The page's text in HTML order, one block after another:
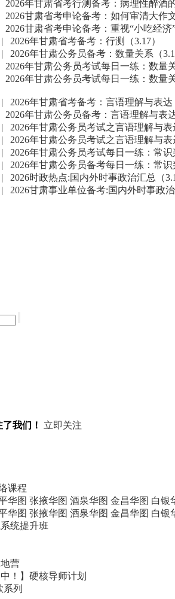
2026年甘肃省考行测备考：病理性醉酒
2026甘肃省考申论备考：如何审清大作
2026甘肃省考申论备考：重视“小吃经
|
2026年甘肃省考备考：行测（3.17）
|
2026年甘肃公务员备考：数量关系（
2026年甘肃公务员考试每日一练：数量
2026年甘肃公务员考试每日一练：数量
|
2026年甘肃省考备考：言语理解与表达
2026年甘肃公务员备考：言语理解与表
|
2026年甘肃公务员考试之言语理解与表
|
2026年甘肃公务员考试之言语理解与表
|
2026年甘肃公务员考试每日一练：常识
|
2026年甘肃公务员备考每日一练：常识
|
2026时政热点:国内外时事政治汇总（
| 2026甘肃事业单位备考:国内外时事政
我们！ 立即关注
课程
华图 张掖华图 酒泉华图 金昌华图 白银
华图 张掖华图 酒泉华图 金昌华图 白银
统提升班
营
！】硬核导师计划
列